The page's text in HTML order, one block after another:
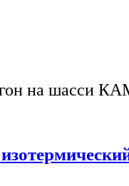
на шасси